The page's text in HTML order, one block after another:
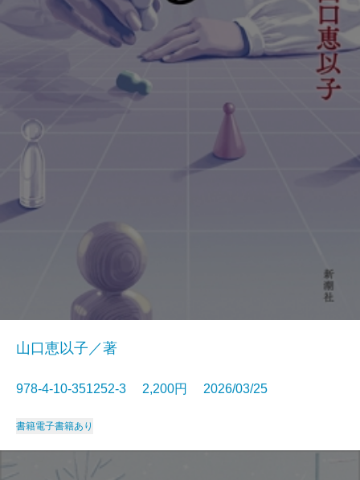
山口恵以子／著
978-4-10-351252-3 2,200円 2026/03/25
書籍電子書籍あり